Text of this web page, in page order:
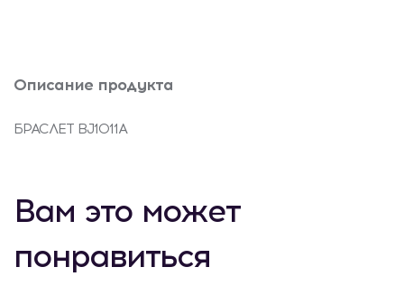
Описание продукта
БРАСЛЕТ BJ1011A
Вам это может
понравиться